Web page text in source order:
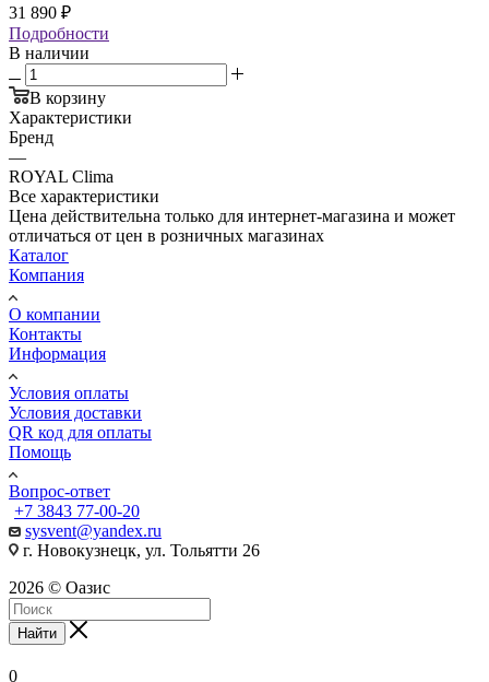
31 890 ₽
Подробности
В наличии
В корзину
Характеристики
Бренд
—
ROYAL Clima
Все характеристики
Цена действительна только для интернет-магазина и может
отличаться от цен в розничных магазинах
Каталог
Компания
О компании
Контакты
Информация
Условия оплаты
Условия доставки
QR код для оплаты
Помощь
Вопрос-ответ
+7 3843 77-00-20
sysvent@yandex.ru
г. Новокузнецк, ул. Тольятти 26
2026 © Оазис
Найти
0